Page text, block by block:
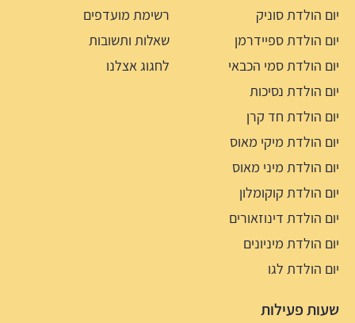
יום הולדת סוניק
יום הולדת ספיידרמן
יום הולדת סמי הכבאי
יום הולדת נסיכות
יום הולדת חד קרן
יום הולדת מיקי מאוס
יום הולדת מיני מאוס
יום הולדת קוקומלון
יום הולדת דינוזאורים
יום הולדת מיניונים
יום הולדת לגו
רשימת מועדפים
שאלות ותשובות
לחגוג אצלנו
שעות פעילות